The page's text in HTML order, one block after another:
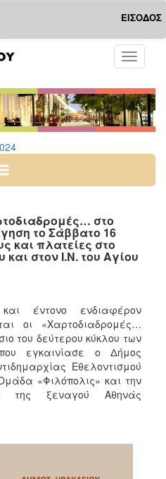
ΕΙΣΟΔΟΣ
Toggle
στο
το Σάββατο 16
και πλατείες στο
στον Ι.Ν. του Αγίου
έντονο ενδιαφέρον
οι «Χαρτοδιαδρομές…
του δεύτερου κύκλου των
εγκαινίασε ο Δήμος
Εθελοντισμού
«Φιλόπολις» και την
της ξεναγού Αθηνάς